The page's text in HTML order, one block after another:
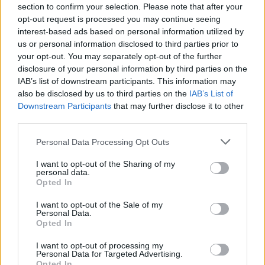
section to confirm your selection. Please note that after your
opt-out request is processed you may continue seeing
interest-based ads based on personal information utilized by
us or personal information disclosed to third parties prior to
your opt-out. You may separately opt-out of the further
disclosure of your personal information by third parties on the
IAB’s list of downstream participants. This information may
also be disclosed by us to third parties on the IAB’s List of
Downstream Participants that may further disclose it to other
Personal Data Processing Opt Outs
I want to opt-out of the Sharing of my
personal data.
Opted In
I want to opt-out of the Sale of my
Personal Data.
Opted In
I want to opt-out of processing my
Personal Data for Targeted Advertising.
26.9.2000 17:00 | PRAHA (EkoList)
Demonstrace předKongresovým centremznemožnila Jimu
McNielovi z Inspekčního paneluSvětové banky
zúčastnit se
diskuse o této instituci na fóruJiná zpráva v Městské knihovně.
Tiskové středisko v Kongresovém centru napjatě
sleduje události v ulicích
26.9.2000 16:53 | PRAHA (EkoList)
Pomalu se mění atmosféra v tiskovém středisku v Kongresovém
obrázky slzným plynem zahalených bitek mezi demonstranty a
policisty proměnily atmosféru mezi samotnými novináři. Ještě
nikdy se tady v press centru neshluklo kolem televizních
obrazovek, které tu jsou instalovány, tolik lidí jako nyní. Naposled
zde taková velká sledovanost byla při olympijském klání Jana
Chyby při rekonstrukci Balkánu mohou být zdrojem
26.9.2000 14:30 | PRAHA (EkoList)
Světové bankya dalších mezinárodních finančních institucí při